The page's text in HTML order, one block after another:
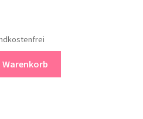
Warenkorb